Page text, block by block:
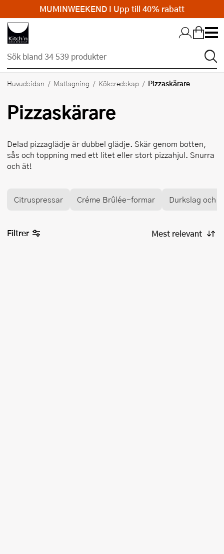
Hopp till huvudinnehållet
Huvudsidan Matlagning Köksredskap Pizzaskärare
Pizzaskärare
Delad pizzaglädje är dubbel glädje. Skär genom botten,
sås och toppning med ett litet eller stort pizzahjul. Snurra
och ät!
Citruspressar Créme Brûlée-formar Durkslag och
Filtrer
MUMINWEEKEND I Upp till 40% rabatt